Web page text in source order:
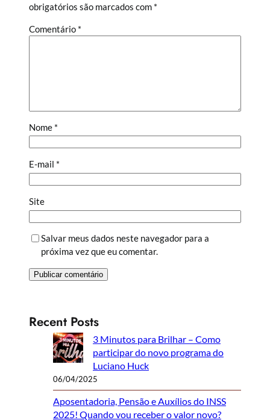
obrigatórios são marcados com *
Comentário *
Nome *
E-mail *
Site
Salvar meus dados neste navegador para a
próxima vez que eu comentar.
Recent Posts
3 Minutos para Brilhar – Como
participar do novo programa do
Luciano Huck
06/04/2025
Aposentadoria, Pensão e Auxílios do INSS
2025! Quando vou receber o valor novo?